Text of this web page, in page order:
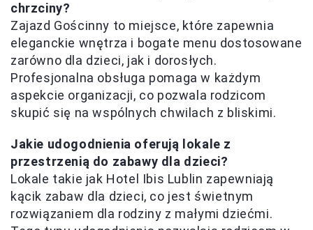
chrzciny?
Zajazd Gościnny to miejsce, które zapewnia
eleganckie wnętrza i bogate menu dostosowane
zarówno dla dzieci, jak i dorosłych.
Profesjonalna obsługa pomaga w każdym
aspekcie organizacji, co pozwala rodzicom
skupić się na wspólnych chwilach z bliskimi.
Jakie udogodnienia oferują lokale z
przestrzenią do zabawy dla dzieci?
Lokale takie jak Hotel Ibis Lublin zapewniają
kącik zabaw dla dzieci, co jest świetnym
rozwiązaniem dla rodziny z małymi dziećmi.